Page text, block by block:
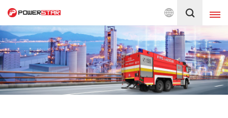
Предоставляем услуги
Русский
English français
Deutsch русский